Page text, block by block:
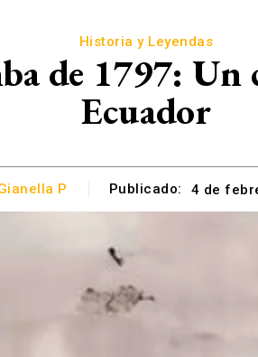
Historia y Leyendas
de 1797:
Ecuador
P Publicado: 4 de